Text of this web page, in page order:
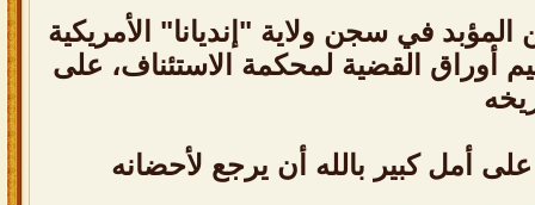
في سجن ولاية "إنديانا" الأمريكية
أوراق القضية لمحكمة الاستئناف، على
أمل كبير بالله أن يرجع لأحضانه